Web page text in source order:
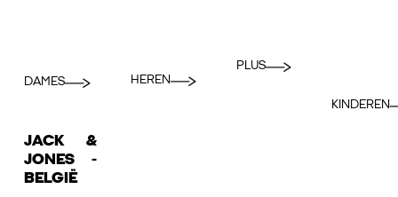
DAMES HEREN
PLUS
KINDEREN
JACK &
JONES -
BELGIË